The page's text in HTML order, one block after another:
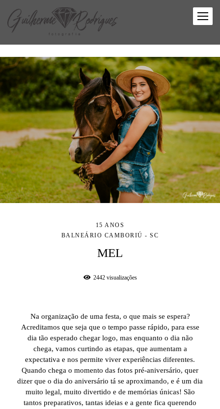
15 ANOS
BALNEÁRIO CAMBORIÚ - SC
MEL
2442visualizações
Na organização de uma festa, o que mais se espera?
Acreditamos que seja que o tempo passe rápido, para esse
dia tão esperado chegar logo, mas enquanto o dia não
chega, vamos curtindo as etapas, que aumentam a
expectativa e nos permite viver experiências diferentes.
Quando chega o momento das fotos pré-aniversário, quer
dizer que o dia do aniversário tá se aproximando, e é um dia
muito legal, muito divertido e de memórias únicas! São
tantos preparativos, tantas ideias e a gente fica querendo